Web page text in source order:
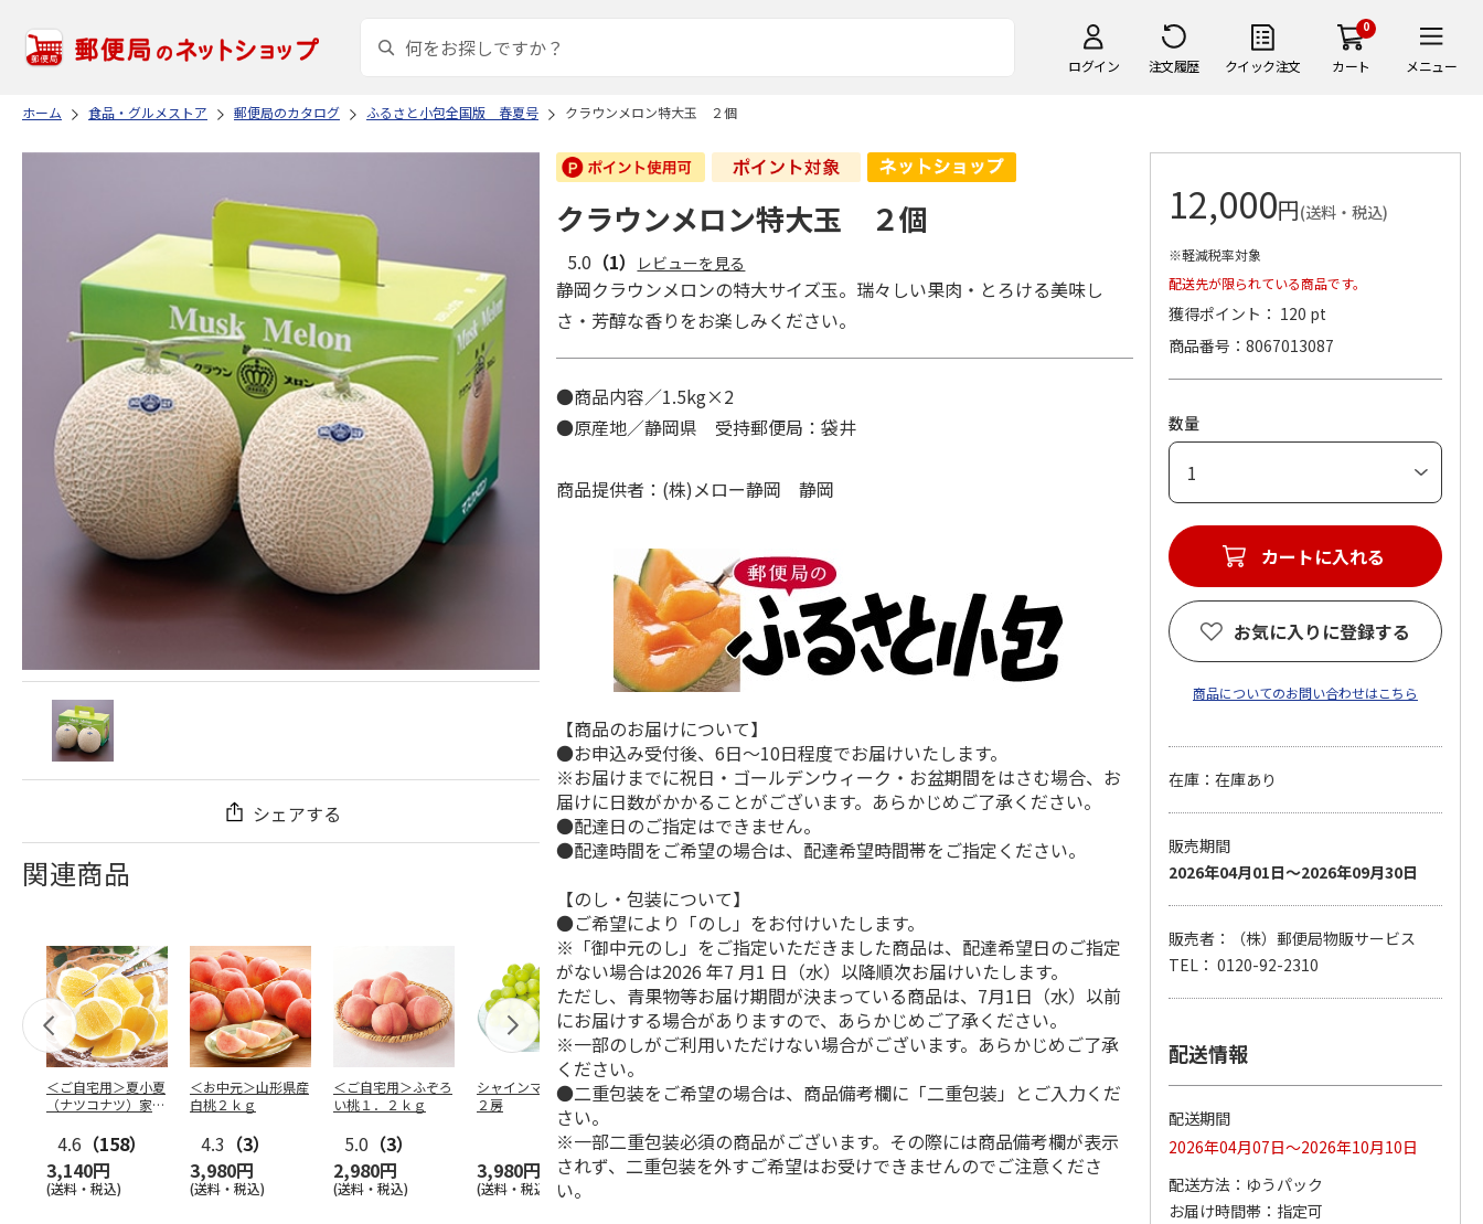
ログイン 注文履歴 クイック注文
0
カート メニュー
ホーム 食品・グルメストア 郵便局のカタログ ふるさと小包全国版 春夏号 クラウンメロン特大玉 ２個
シェアする
関連商品
＜ご自宅用＞夏小夏
（ナツコナツ）家庭
4.6 （158）
3,140円
(送料・税込)
＜お中元＞山形県産
白桃２ｋｇ
4.3 （3）
3,980円
(送料・税込)
＜ご自宅用＞ふぞろ
い桃１．２ｋｇ
5.0 （3）
2,980円
(送料・税込)
シャインマスカット
２房
3,980円
(送料・税込)
ＷＥＢ定期便果物コ
ース
4.5（102）
3,780円
ビッグマスクメロ
ン ２個入
4.7（10）
4,150円
夏小夏 家庭用 ３
ｋｇ
4.6（26）
3,140円
福島県産ふぞろい
桃 川中島白桃
3,400円
訳あり黄桃
(送料・税込)
シャインマスカッ
クラウンメロン特大玉 ２個
5.0 （1） レビューを見る
静岡クラウンメロンの特大サイズ玉。瑞々しい果肉・とろける美味し
さ・芳醇な香りをお楽しみください。
●商品内容／1.5kg×2
●原産地／静岡県 受持郵便局：袋井
商品提供者：(株)メロー静岡 静岡
【商品のお届けについて】
●お申込み受付後、6日～10日程度でお届けいたします。
※お届けまでに祝日・ゴールデンウィーク・お盆期間をはさむ場合、お
届けに日数がかかることがございます。あらかじめご了承ください。
●配達日のご指定はできません。
●配達時間をご希望の場合は、配達希望時間帯をご指定ください。
【のし・包装について】
●ご希望により「のし」をお付けいたします。
※「御中元のし」をご指定いただきました商品は、配達希望日のご指定
がない場合は2026 年7 月1 日（水）以降順次お届けいたします。
ただし、青果物等お届け期間が決まっている商品は、7月1日（水）以前
にお届けする場合がありますので、あらかじめご了承ください。
※一部のしがご利用いただけない場合がございます。あらかじめご了承
ください。
●二重包装をご希望の場合は、商品備考欄に「二重包装」とご入力くだ
さい。
※一部二重包装必須の商品がございます。その際には商品備考欄が表示
されず、二重包装を外すご希望はお受けできませんのでご注意くださ
い。
12,000円(送料・税込)
※軽減税率対象
配送先が限られている商品です。
獲得ポイント： 120 pt
商品番号
8067013087
数量
カートに入れる
お気に入りに登録する
商品についてのお問い合わせはこちら
在庫：在庫あり
販売期間
2026年04月01日～2026年09月30日
販売者：（株）郵便局物販サービス
TEL： 0120-92-2310
配送情報
配送期間
2026年04月07日～2026年10月10日
配送方法
ゆうパック
お届け時間帯
指定可